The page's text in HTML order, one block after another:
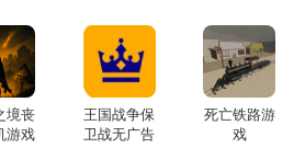
境丧
游戏
王国战争保
卫战无广告
死亡铁路游
戏